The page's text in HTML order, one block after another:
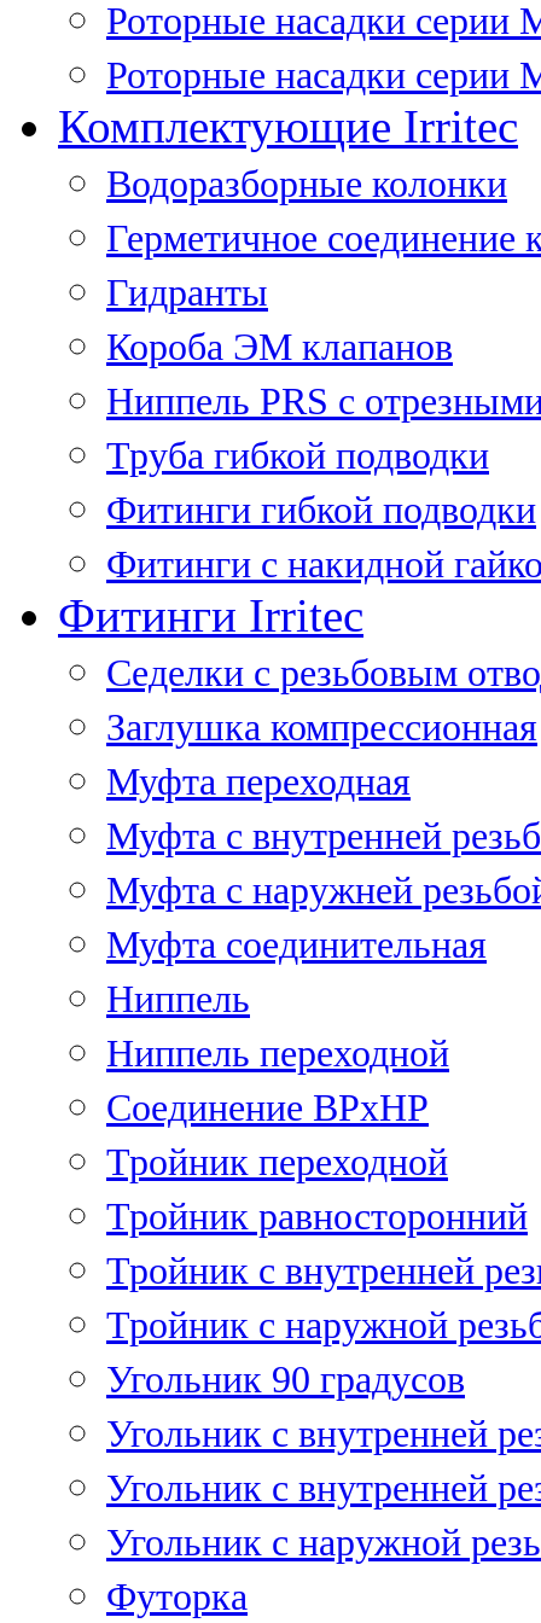
Роторные насадки серии
Роторные насадки серии
Комплектующие Irritec
Водоразборные колонки
Герметичное соединение
Гидранты
Короба ЭМ клапанов
Ниппель PRS с
Труба гибкой подводки
Фитинги гибкой подводки
Фитинги с накидной
Фитинги Irritec
Седелки с резьбовым
Заглушка компрессионная
Муфта переходная
Муфта с внутренней
Муфта с наружней
Муфта соединительная
Ниппель
Ниппель переходной
Соединение ВРхНР
Тройник переходной
Тройник равносторонний
Тройник с внутренней
Тройник с наружной
Угольник 90 градусов
Угольник c внутренней
Угольник с внутренней
Угольник с наружной
Футорка